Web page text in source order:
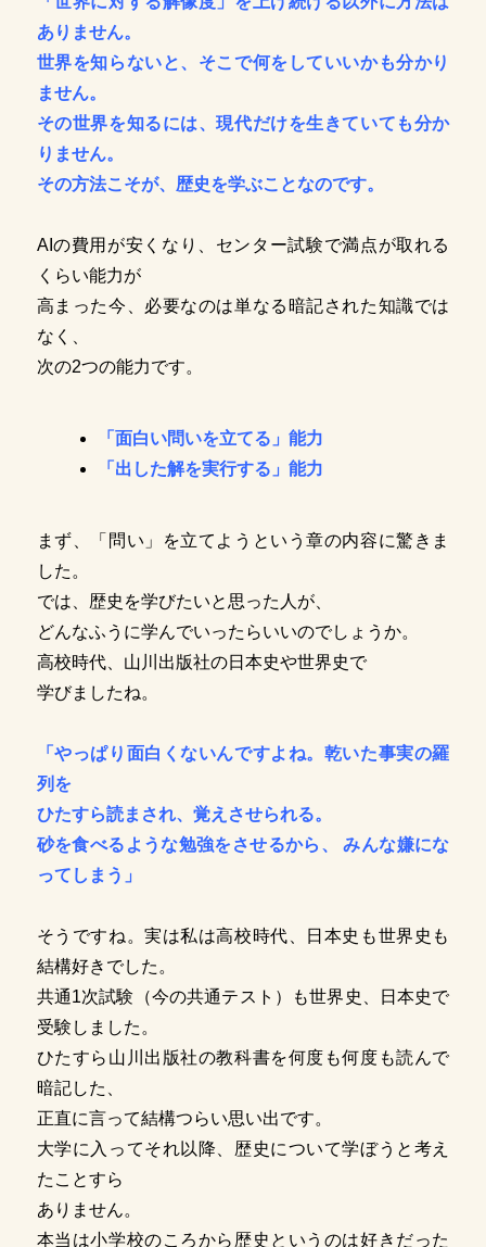
ありません。
世界を知らないと、そこで何をしていいかも分かり
ません。
その世界を知るには、現代だけを生きていても分か
りません。
その方法こそが、歴史を学ぶことなのです。
AIの費用が安くなり、センター試験で満点が取れる
くらい能力が
高まった今、必要なのは単なる暗記された知識では
なく、
次の2つの能力です。
「面白い問いを立てる」能力
「出した解を実行する」能力
まず、「問い」を立てようという章の内容に驚きま
した。
では、歴史を学びたいと思った人が、
どんなふうに学んでいったらいいのでしょうか。
高校時代、山川出版社の日本史や世界史で
学びましたね。
「やっぱり面白くないんですよね。乾いた事実の羅
列を
ひたすら読まされ、覚えさせられる。
砂を食べるような勉強をさせるから、 みんな嫌にな
ってしまう」
そうですね。実は私は高校時代、日本史も世界史も
結構好きでした。
共通1次試験（今の共通テスト）も世界史、日本史で
受験しました。
ひたすら山川出版社の教科書を何度も何度も読んで
暗記した、
正直に言って結構つらい思い出です。
大学に入ってそれ以降、歴史について学ぼうと考え
たことすら
ありません。
本当は小学校のころから歴史というのは好きだった